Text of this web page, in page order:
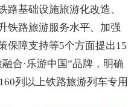
路基础设施旅游化改造、
铁路旅游服务水平、加强
保障支持等5个方面提出15
合·乐游中国”品牌，明确
列以上铁路旅游列车专用